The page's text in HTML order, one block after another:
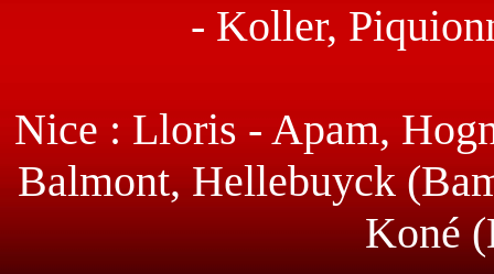
- Koller,
Nice : Lloris - Apam,
Balmont, Hellebuyck
Koné